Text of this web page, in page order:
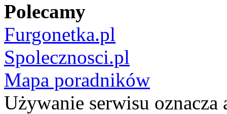
Polecamy
Furgonetka.pl
Spolecznosci.pl
Mapa poradników
Używanie serwisu oznacza